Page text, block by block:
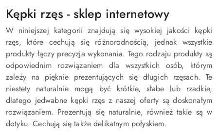
Kępki rzęs - sklep internetowy
W niniejszej kategorii znajdują się wysokiej jakości kępki
rzęs, które cechują się różnorodnością, jednak wszystkie
produkty łączy precyzja wykonania. Tego rodzaju produkty są
odpowiednim rozwiązaniem dla wszystkich osób, którym
zależy na pięknie prezentujących się długich rzęsach. Te
niestety naturalnie mogą być krótkie, słabe lub rzadkie,
dlatego jedwabne kępki rzęs z naszej oferty są doskonałym
rozwiązaniem. Prezentują się naturalnie, również takie są w
dotyku. Cechują się także delikatnym połyskiem.